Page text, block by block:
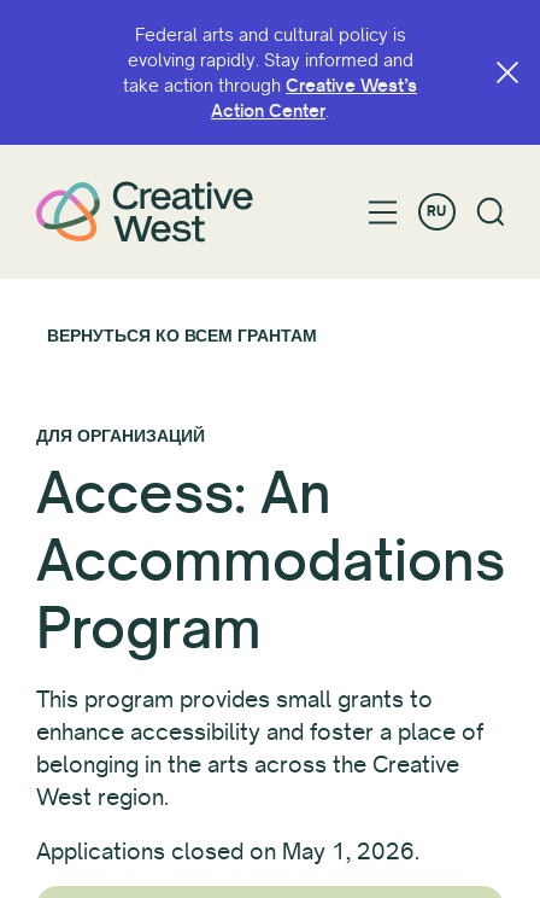
Federal arts and cultural policy is
evolving rapidly. Stay informed and
take action through Creative West’s
Action Center.
RU
ВЕРНУТЬСЯ КО ВСЕМ ГРАНТАМ
ДЛЯ ОРГАНИЗАЦИЙ
Access: An
Accommodations
Program
This program provides small grants to
enhance accessibility and foster a place of
belonging in the arts across the Creative
West region.
Applications closed on May 1, 2026.